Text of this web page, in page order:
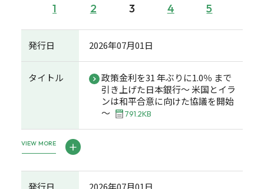
1 2 3 4 5
発行日 2026年07月01日
タイトル
政策金利を31 年ぶりに1.0％ まで
引き上げた日本銀行～ 米国とイラ
ンは和平合意に向けた協議を開始
～
791.2KB
VIEW MORE